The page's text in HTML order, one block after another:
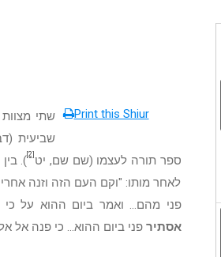
Print this Shiur
שתי
שביעית
ספר תורה לעצמו (שם שם, יט [2]
).
לאחר מותו: "וקם העם הזה וזנה אחרי
פני מהם... ואמר ביום ההוא על כי
אסתיר פני ביום ההוא... כי פנה אל